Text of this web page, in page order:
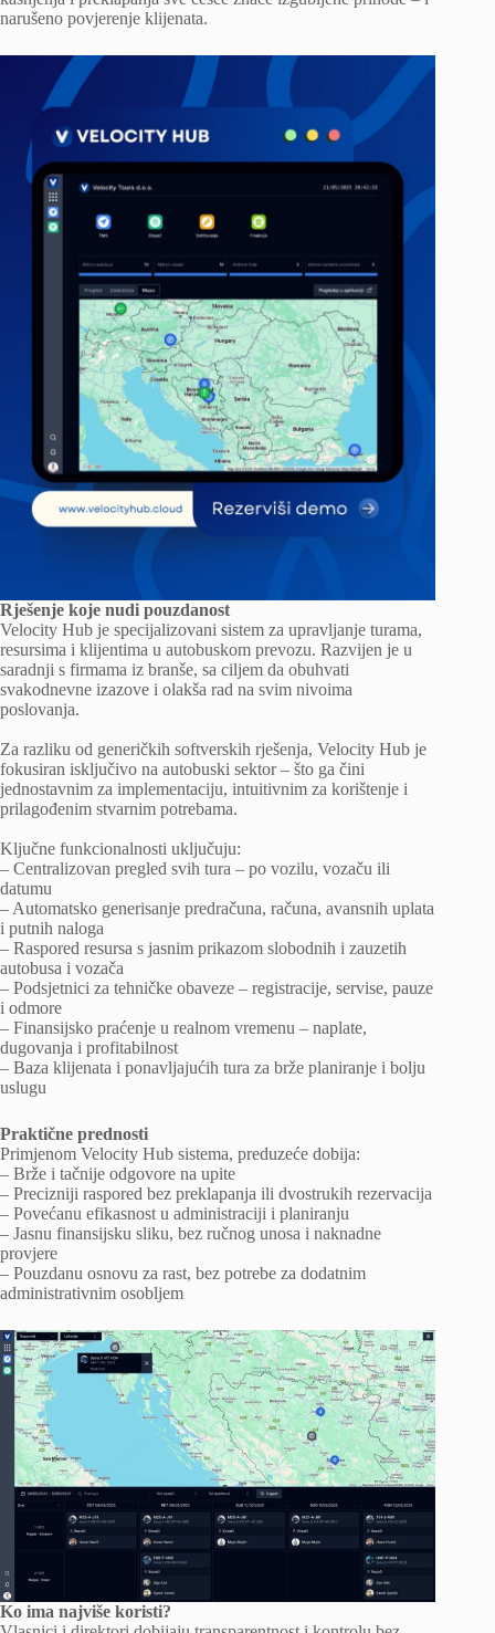
narušeno povjerenje klijenata.
Rješenje koje nudi pouzdanost
Velocity Hub je specijalizovani sistem za upravljanje turama,
resursima i klijentima u autobuskom prevozu. Razvijen je u
saradnji s firmama iz branše, sa ciljem da obuhvati
svakodnevne izazove i olakša rad na svim nivoima
poslovanja.
Za razliku od generičkih softverskih rješenja, Velocity Hub je
fokusiran isključivo na autobuski sektor – što ga čini
jednostavnim za implementaciju, intuitivnim za korištenje i
prilagođenim stvarnim potrebama.
Ključne funkcionalnosti uključuju:
– Centralizovan pregled svih tura – po vozilu, vozaču ili
datumu
– Automatsko generisanje predračuna, računa, avansnih uplata
i putnih naloga
– Raspored resursa s jasnim prikazom slobodnih i zauzetih
autobusa i vozača
– Podsjetnici za tehničke obaveze – registracije, servise, pauze
i odmore
– Finansijsko praćenje u realnom vremenu – naplate,
dugovanja i profitabilnost
– Baza klijenata i ponavljajućih tura za brže planiranje i bolju
uslugu
Praktične prednosti
Primjenom Velocity Hub sistema, preduzeće dobija:
– Brže i tačnije odgovore na upite
– Precizniji raspored bez preklapanja ili dvostrukih rezervacija
– Povećanu efikasnost u administraciji i planiranju
– Jasnu finansijsku sliku, bez ručnog unosa i naknadne
provjere
– Pouzdanu osnovu za rast, bez potrebe za dodatnim
administrativnim osobljem
Ko ima najviše koristi?